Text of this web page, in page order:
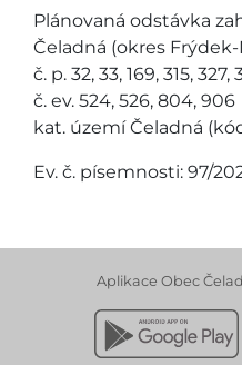
Plánovaná odstávka
Čeladná (okres
č. p. 32, 33, 169, 315, 327,
č. ev. 524, 526, 804, 906
kat. území Čeladná
Ev. č. písemnosti: 97/
Aplikace Obec
Stáhnout